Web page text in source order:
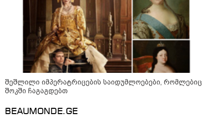
აზერბაიჯანის საგარეო საქმეთა
მინისტრმა და ვოლოდიმირ
ზელენსკიმ კიევში შეხვედრაზე
განიხილეს თავდაცვითი
თანამშრომლობა, მათ შორის
დრონების, ენერგეტიკის,
ნავთობისა და გაზის სფეროში
სასამართლომ „სფერო
ჰოლდინგის" დამფუძნებელს, გივი
თანამშრომელს 12 და 8 წლით
შეშლილი იმპერატრიცების საიდუმლოებები, რომლებიც
შოკში ჩაგაგდებთ
BEAUMONDE.GE